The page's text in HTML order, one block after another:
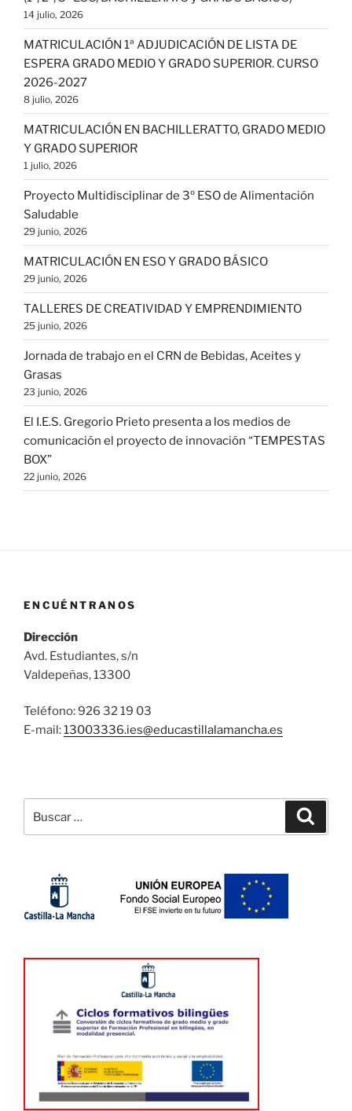
14 julio, 2026
MATRICULACIÓN 1ª ADJUDICACIÓN DE LISTA DE
ESPERA GRADO MEDIO Y GRADO SUPERIOR. CURSO
2026-2027
8 julio, 2026
MATRICULACIÓN EN BACHILLERATTO, GRADO MEDIO
Y GRADO SUPERIOR
1 julio, 2026
Proyecto Multidisciplinar de 3º ESO de Alimentación
Saludable
29 junio, 2026
MATRICULACIÓN EN ESO Y GRADO BÁSICO
29 junio, 2026
TALLERES DE CREATIVIDAD Y EMPRENDIMIENTO
25 junio, 2026
Jornada de trabajo en el CRN de Bebidas, Aceites y
Grasas
23 junio, 2026
El I.E.S. Gregorio Prieto presenta a los medios de
comunicación el proyecto de innovación “TEMPESTAS
BOX”
22 junio, 2026
ENCUÉNTRANOS
Dirección
Avd. Estudiantes, s/n
Valdepeñas, 13300
Teléfono: 926 32 19 03
E-mail:13003336.ies@educastillalamancha.es
por: